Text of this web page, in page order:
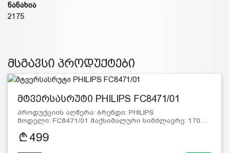
ნანახია
2175
მსგავსი პროდუქტები
მტვერსასრუტი PHILIPS FC8471/01
პროდუქციის აღწერა: ბრენდი: PHILIPS
მოდელი: FC8471/01 მაქსიმალური სიმძლავრე: 170…
499